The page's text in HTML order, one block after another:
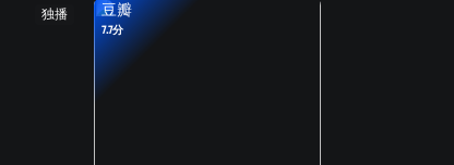
独播 豆瓣
7.7分